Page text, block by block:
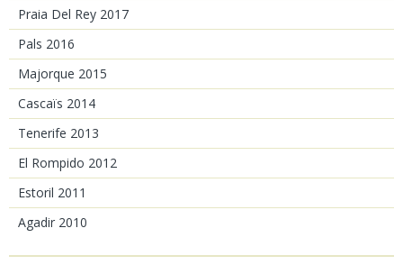
Praia Del Rey 2017
Pals 2016
Majorque 2015
Cascaïs 2014
Tenerife 2013
El Rompido 2012
Estoril 2011
Agadir 2010